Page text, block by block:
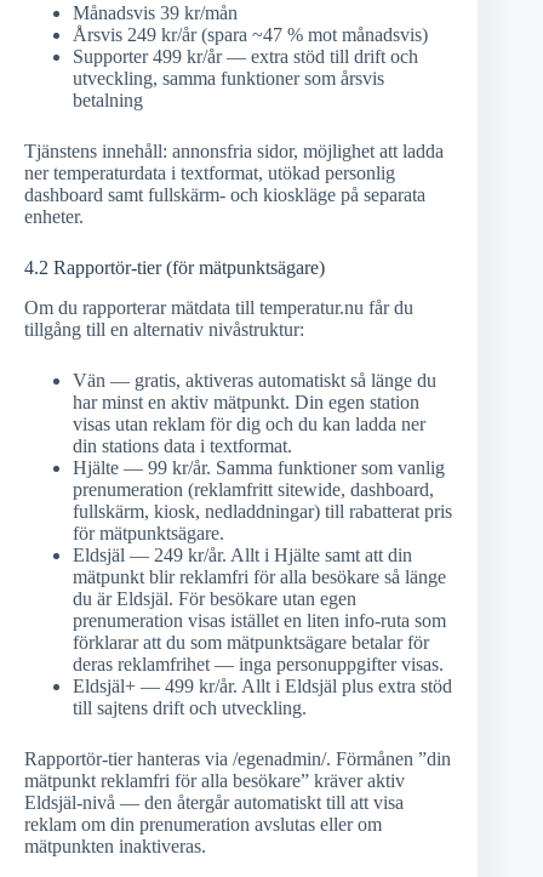
Månadsvis 39 kr/mån
Årsvis 249 kr/år (spara ~47 % mot månadsvis)
Supporter 499 kr/år — extra stöd till drift och
utveckling, samma funktioner som årsvis
betalning
Tjänstens innehåll: annonsfria sidor, möjlighet att ladda
ner temperaturdata i textformat, utökad personlig
dashboard samt fullskärm- och kioskläge på separata
enheter.
4.2 Rapportör-tier (för mätpunktsägare)
Om du rapporterar mätdata till temperatur.nu får du
tillgång till en alternativ nivåstruktur:
Vän — gratis, aktiveras automatiskt så länge du
har minst en aktiv mätpunkt. Din egen station
visas utan reklam för dig och du kan ladda ner
din stations data i textformat.
Hjälte — 99 kr/år. Samma funktioner som vanlig
prenumeration (reklamfritt sitewide, dashboard,
fullskärm, kiosk, nedladdningar) till rabatterat pris
för mätpunktsägare.
Eldsjäl — 249 kr/år. Allt i Hjälte samt att din
mätpunkt blir reklamfri för alla besökare så länge
du är Eldsjäl. För besökare utan egen
prenumeration visas istället en liten info-ruta som
förklarar att du som mätpunktsägare betalar för
deras reklamfrihet — inga personuppgifter visas.
Eldsjäl+ — 499 kr/år. Allt i Eldsjäl plus extra stöd
till sajtens drift och utveckling.
Rapportör-tier hanteras via /egenadmin/. Förmånen ”din
mätpunkt reklamfri för alla besökare” kräver aktiv
Eldsjäl-nivå — den återgår automatiskt till att visa
reklam om din prenumeration avslutas eller om
mätpunkten inaktiveras.